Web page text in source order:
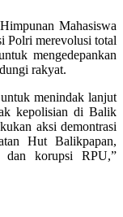
Mahasiswa
Polri merevolusi total
mengedepankan
rakyat.
menindak lanjut
kepolisian di Balik
aksi demontrasi
Hut Balikpapan,
dan korupsi RPU,”